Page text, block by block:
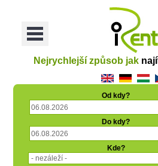
Menu
Nejrychlejší způsob jak
Od kdy?
Do kdy?
Kde?